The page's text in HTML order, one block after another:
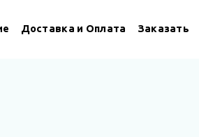
Доставка и Оплата Заказать